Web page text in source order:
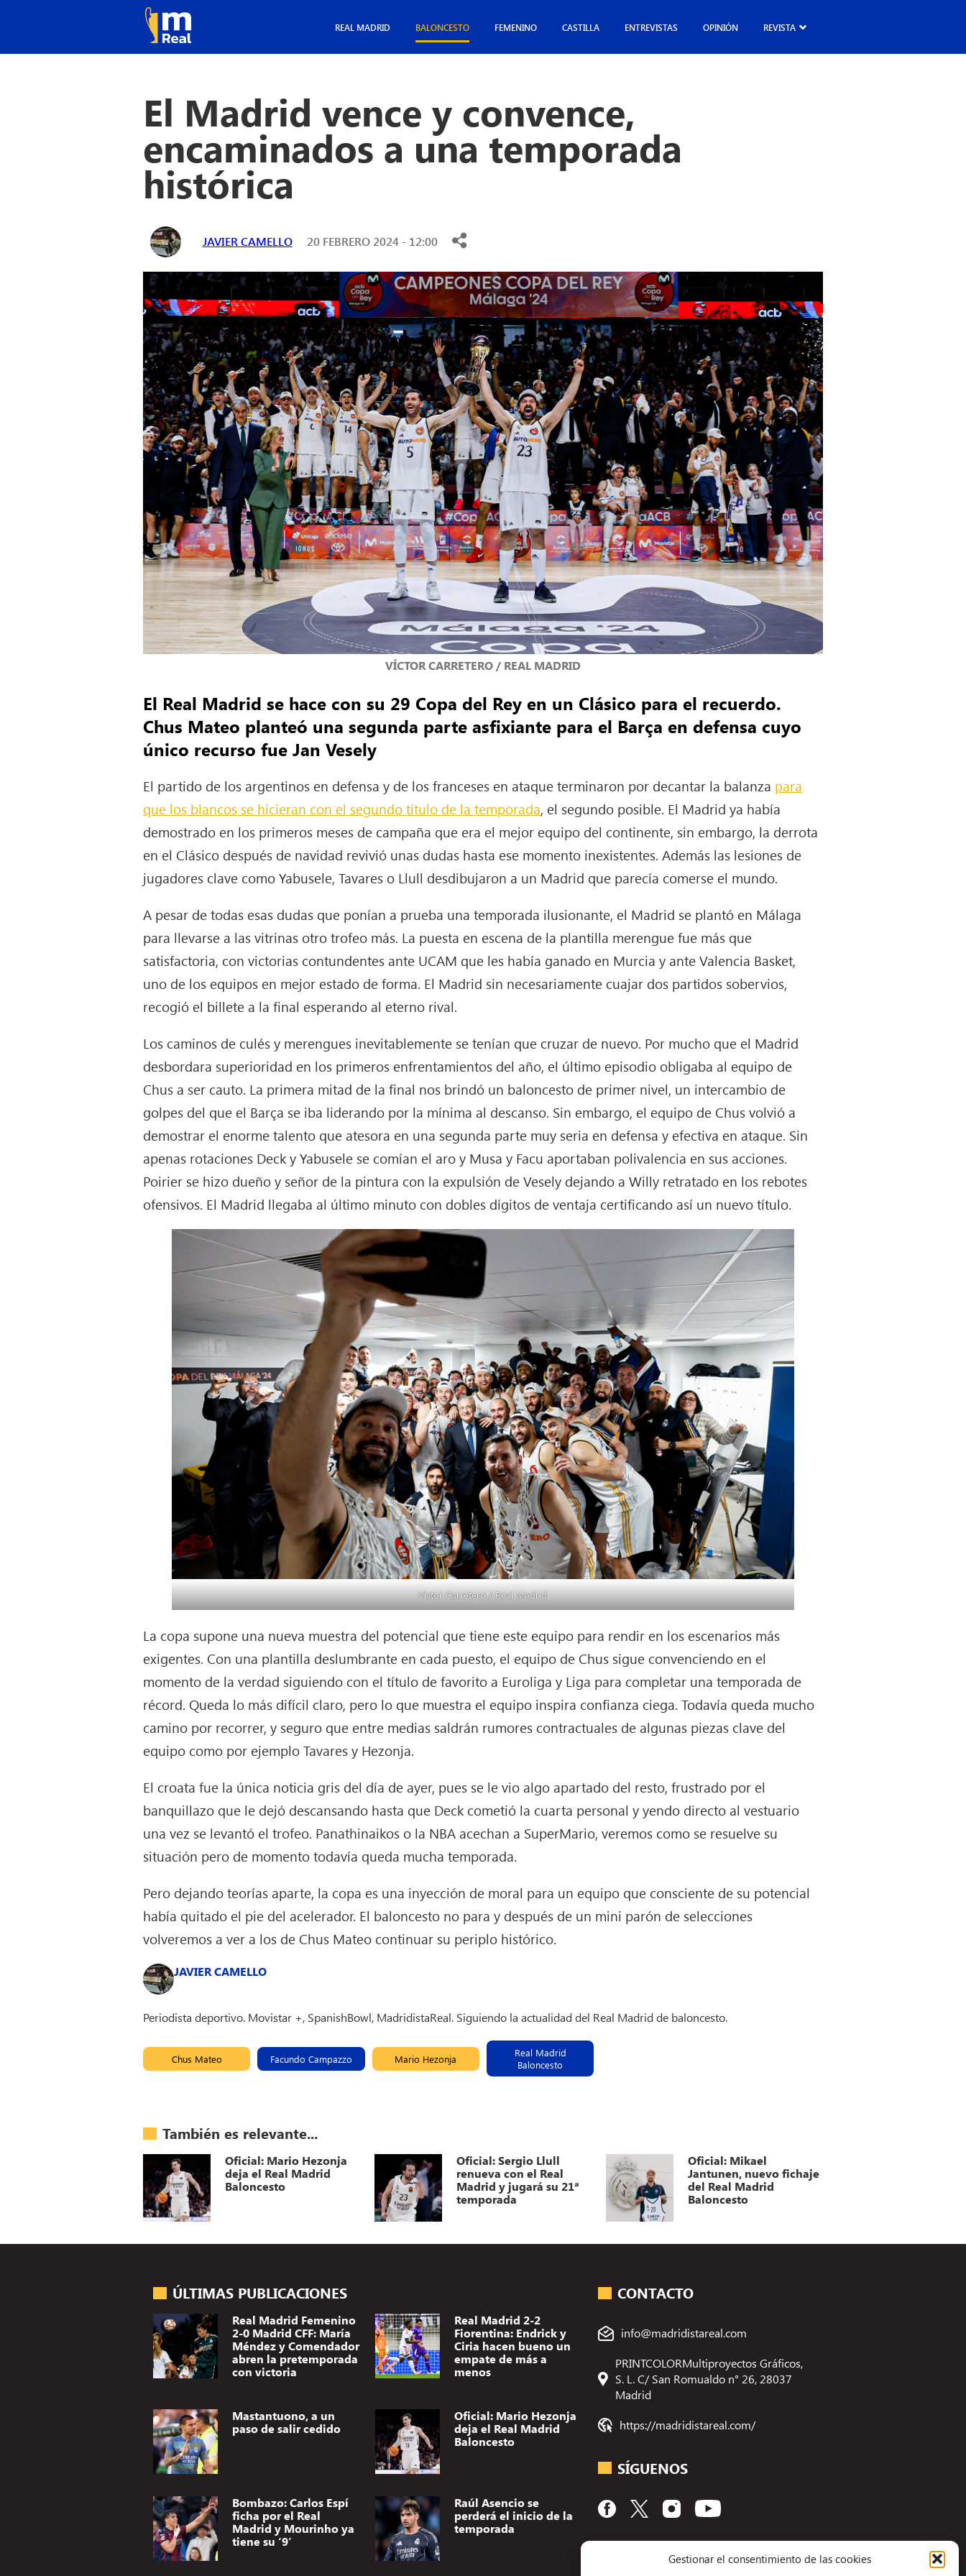
Gestionar el consentimiento de las cookies
REAL MADRID BALONCESTO FEMENINO CASTILLA ENTREVISTAS OPINIÓN REVISTA
El Madrid vence y convence,
encaminados a una temporada
histórica
JAVIER CAMELLO 20 FEBRERO 2024 - 12:00
VÍCTOR CARRETERO / REAL MADRID
El Real Madrid se hace con su 29 Copa del Rey en un Clásico para el recuerdo.
Chus Mateo planteó una segunda parte asfixiante para el Barça en defensa cuyo
único recurso fue Jan Vesely
El partido de los argentinos en defensa y de los franceses en ataque terminaron por decantar la balanza para
que los blancos se hicieran con el segundo título de la temporada, el segundo posible. El Madrid ya había
demostrado en los primeros meses de campaña que era el mejor equipo del continente, sin embargo, la derrota
en el Clásico después de navidad revivió unas dudas hasta ese momento inexistentes. Además las lesiones de
jugadores clave como Yabusele, Tavares o Llull desdibujaron a un Madrid que parecía comerse el mundo.
A pesar de todas esas dudas que ponían a prueba una temporada ilusionante, el Madrid se plantó en Málaga
para llevarse a las vitrinas otro trofeo más. La puesta en escena de la plantilla merengue fue más que
satisfactoria, con victorias contundentes ante UCAM que les había ganado en Murcia y ante Valencia Basket,
uno de los equipos en mejor estado de forma. El Madrid sin necesariamente cuajar dos partidos sobervios,
recogió el billete a la final esperando al eterno rival.
Los caminos de culés y merengues inevitablemente se tenían que cruzar de nuevo. Por mucho que el Madrid
desbordara superioridad en los primeros enfrentamientos del año, el último episodio obligaba al equipo de
Chus a ser cauto. La primera mitad de la final nos brindó un baloncesto de primer nivel, un intercambio de
golpes del que el Barça se iba liderando por la mínima al descanso. Sin embargo, el equipo de Chus volvió a
demostrar el enorme talento que atesora en una segunda parte muy seria en defensa y efectiva en ataque. Sin
apenas rotaciones Deck y Yabusele se comían el aro y Musa y Facu aportaban polivalencia en sus acciones.
Poirier se hizo dueño y señor de la pintura con la expulsión de Vesely dejando a Willy retratado en los rebotes
ofensivos. El Madrid llegaba al último minuto con dobles dígitos de ventaja certificando así un nuevo título.
Víctor Carretero / Real Madrid
La copa supone una nueva muestra del potencial que tiene este equipo para rendir en los escenarios más
exigentes. Con una plantilla deslumbrante en cada puesto, el equipo de Chus sigue convenciendo en el
momento de la verdad siguiendo con el título de favorito a Euroliga y Liga para completar una temporada de
récord. Queda lo más difícil claro, pero lo que muestra el equipo inspira confianza ciega. Todavía queda mucho
camino por recorrer, y seguro que entre medias saldrán rumores contractuales de algunas piezas clave del
equipo como por ejemplo Tavares y Hezonja.
El croata fue la única noticia gris del día de ayer, pues se le vio algo apartado del resto, frustrado por el
banquillazo que le dejó descansando hasta que Deck cometió la cuarta personal y yendo directo al vestuario
una vez se levantó el trofeo. Panathinaikos o la NBA acechan a SuperMario, veremos como se resuelve su
situación pero de momento todavía queda mucha temporada.
Pero dejando teorías aparte, la copa es una inyección de moral para un equipo que consciente de su potencial
había quitado el pie del acelerador. El baloncesto no para y después de un mini parón de selecciones
volveremos a ver a los de Chus Mateo continuar su periplo histórico.
JAVIER CAMELLO
Periodista deportivo. Movistar +, SpanishBowl, MadridistaReal. Siguiendo la actualidad del Real Madrid de baloncesto.
Chus Mateo Facundo Campazzo Mario Hezonja
Real Madrid
Baloncesto
También es relevante...
Oficial: Mario Hezonja
deja el Real Madrid
Baloncesto
Oficial: Sergio Llull
renueva con el Real
Madrid y jugará su 21ª
temporada
Oficial: Mikael
Jantunen, nuevo fichaje
del Real Madrid
Baloncesto
ÚLTIMAS PUBLICACIONES
Real Madrid Femenino
2-0 Madrid CFF: María
Méndez y Comendador
abren la pretemporada
con victoria
Real Madrid 2-2
Fiorentina: Endrick y
Ciria hacen bueno un
empate de más a
menos
Mastantuono, a un
paso de salir cedido
Oficial: Mario Hezonja
deja el Real Madrid
Baloncesto
Bombazo: Carlos Espí
ficha por el Real
Madrid y Mourinho ya
tiene su ‘9’
Raúl Asencio se
perderá el inicio de la
temporada
CONTACTO
info@madridistareal.com
PRINTCOLORMultiproyectos Gráficos,
S. L. C/ San Romualdo n° 26, 28037
Madrid
https://madridistareal.com/
SÍGUENOS